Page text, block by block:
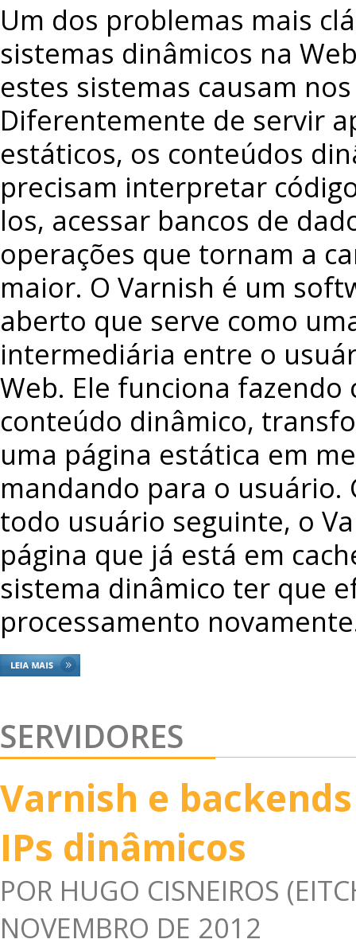
Um dos problemas mais
sistemas dinâmicos na
estes sistemas causam
Diferentemente de servir
estáticos, os conteúdos
precisam interpretar
los, acessar bancos de
operações que tornam a
maior. O Varnish é um
aberto que serve como
intermediária entre o
Web. Ele funciona fazendo
conteúdo dinâmico,
uma página estática em
mandando para o usuário.
todo usuário seguinte, o
página que já está em
sistema dinâmico ter que
processamento
SERVIDORES
Varnish e
IPs dinâmicos
POR HUGO CISNEIROS
NOVEMBRO DE 2012